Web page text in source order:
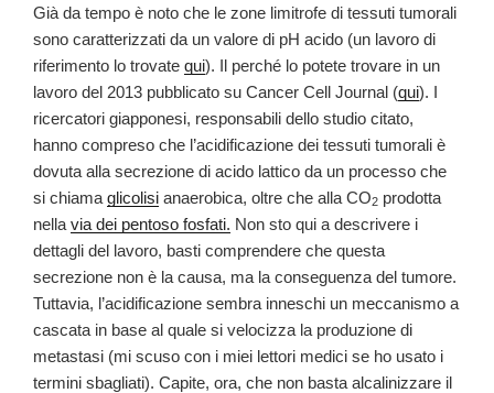
Già da tempo è noto che le zone limitrofe di tessuti tumorali
sono caratterizzati da un valore di pH acido (un lavoro di
riferimento lo trovate qui). Il perché lo potete trovare in un
lavoro del 2013 pubblicato su Cancer Cell Journal (qui). I
ricercatori giapponesi, responsabili dello studio citato,
hanno compreso che l’acidificazione dei tessuti tumorali è
dovuta alla secrezione di acido lattico da un processo che
si chiama glicolisi anaerobica, oltre che alla CO2 prodotta
nella via dei pentoso fosfati. Non sto qui a descrivere i
dettagli del lavoro, basti comprendere che questa
secrezione non è la causa, ma la conseguenza del tumore.
Tuttavia, l’acidificazione sembra inneschi un meccanismo a
cascata in base al quale si velocizza la produzione di
metastasi (mi scuso con i miei lettori medici se ho usato i
termini sbagliati). Capite, ora, che non basta alcalinizzare il